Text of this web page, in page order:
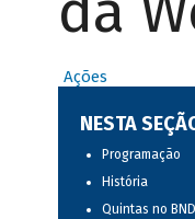
Ações
NESTA
Programação
História
Quintas no